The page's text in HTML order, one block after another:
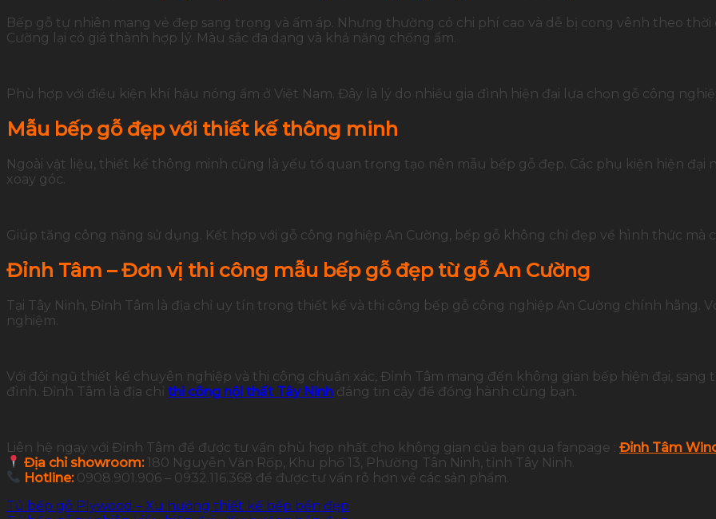
Bếp gỗ tự nhiên mang vẻ đẹp sang trọng và ấm áp. Nhưng thường có chi phí cao và dễ bị cong vênh theo thời
Cường lại có giá thành hợp lý. Màu sắc đa dạng và khả năng chống ẩm.
Phù hợp với điều kiện khí hậu nóng ẩm ở Việt Nam. Đây là lý do nhiều gia đình hiện đại lựa chọn gỗ công
Mẫu bếp gỗ đẹp với thiết kế thông minh
Ngoài vật liệu, thiết kế thông minh cũng là yếu tố quan trọng tạo nên mẫu bếp gỗ đẹp. Các phụ kiện hiện đại
xoay góc.
Giúp tăng công năng sử dụng. Kết hợp với gỗ công nghiệp An Cường, bếp gỗ không chỉ đẹp về hình thức mà
Đỉnh Tâm – Đơn vị thi công mẫu bếp gỗ đẹp từ gỗ An Cường
Tại Tây Ninh, Đỉnh Tâm là địa chỉ uy tín trong thiết kế và thi công bếp gỗ công nghiệp An Cường chính hãng.
nghiệm.
Với đội ngũ thiết kế chuyên nghiệp và thi công chuẩn xác, Đỉnh Tâm mang đến không gian bếp hiện đại,
đình. Đỉnh Tâm là địa chỉ thi công nội thất Tây Ninh đáng tin cậy để đồng hành cùng bạn.
Liên hệ ngay với Đỉnh Tâm để được tư vấn phù hợp nhất cho không gian của bạn qua fanpage : Đỉnh Tâm
Địa chỉ showroom:180 Nguyễn Văn Rốp, Khu phố 13, Phường Tân Ninh, tỉnh Tây Ninh.
Hotline: 0908.901.906 – 0932.116.368 để được tư vấn rõ hơn về các sản phẩm.
Tủ bếp gỗ Plywood – Xu hướng thiết kế bếp bền đẹp